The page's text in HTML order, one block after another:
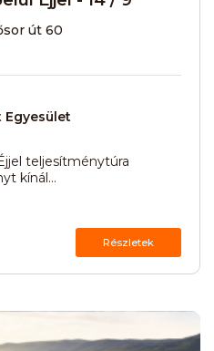
út 60
Egyesület
teljesítménytúra
kínál...
Részletek